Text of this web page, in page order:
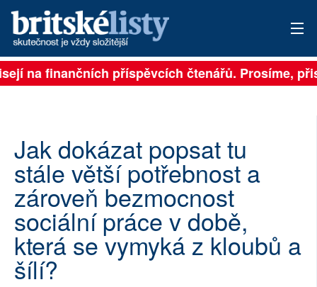
PŘIHLÁSIT
ARCHIV
ROZHOVORY
TÉMATA
NEJČTENĚJŠÍ ZA 7 DNÍ
AUTOŘI
na finančních příspěvcích čtenářů. Prosíme,
Jak dokázat popsat tu
stále větší potřebnost a
zároveň bezmocnost
sociální práce v době,
která se vymyká z kloubů a
šílí?